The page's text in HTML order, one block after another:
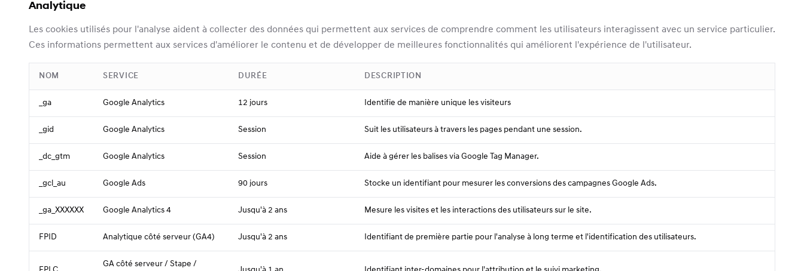
Analytique
Les cookies utilisés pour l'analyse aident à collecter des données qui permettent aux services de comprendre comment les utilisateurs interagissent avec un service particulier.
Ces informations permettent aux services d'améliorer le contenu et de développer de meilleures fonctionnalités qui améliorent l'expérience de l'utilisateur.
NOM SERVICE DURÉE DESCRIPTION
_ga Google Analytics 12 jours Identifie de manière unique les visiteurs
_gid Google Analytics Session Suit les utilisateurs à travers les pages pendant une session.
_dc_gtm Google Analytics Session Aide à gérer les balises via Google Tag Manager.
_gcl_au Google Ads 90 jours Stocke un identifiant pour mesurer les conversions des campagnes Google Ads.
_ga_XXXXXX Google Analytics 4 Jusqu'à 2 ans Mesure les visites et les interactions des utilisateurs sur le site.
FPID Analytique côté serveur (GA4) Jusqu'à 2 ans Identifiant de première partie pour l'analyse à long terme et l'identification des utilisateurs.
GA côté serveur / Stape /